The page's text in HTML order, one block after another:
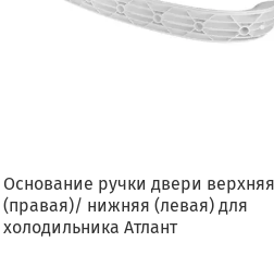
Основание ручки двери верхняя
(правая)/ нижняя (левая) для
холодильника Атлант